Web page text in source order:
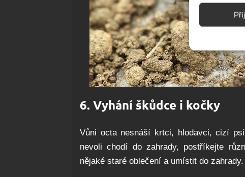
Identifikace
základě
Zajištění
6. Vyhání škůdce i kočky
Vůni octa nesnáší krtci, hlodavci, cizí
nevoli chodí do zahrady, postříkejte
nějaké staré oblečení a umístit do zahrady.